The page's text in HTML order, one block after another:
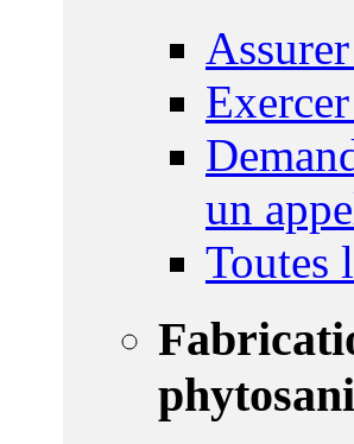
un
Toutes